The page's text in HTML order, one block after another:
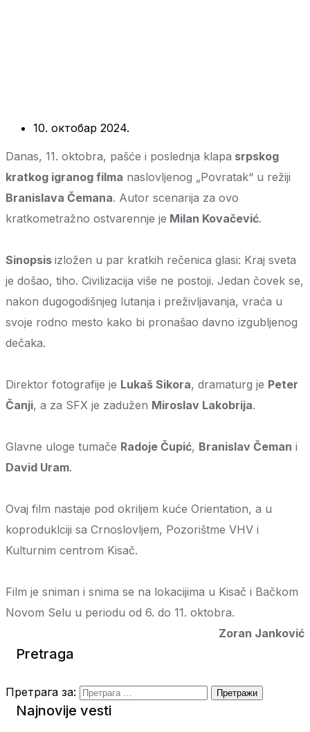
10. октобар 2024.
Danas, 11. oktobra, pašće i poslednja klapa srpskog
kratkog igranog filma naslovljenog „Povratak“ u režiji
Branislava Čemana. Autor scenarija za ovo
kratkometražno ostvarennje je Milan Kovačević.
Sinopsis izložen u par kratkih rečenica glasi: Kraj sveta
je došao, tiho. Civilizacija više ne postoji. Jedan čovek se,
nakon dugogodišnjeg lutanja i preživljavanja, vraća u
svoje rodno mesto kako bi pronašao davno izgubljenog
dečaka.
Direktor fotografije je Lukaš Sikora, dramaturg je Peter
Čanji, a za SFX je zadužen Miroslav Lakobrija.
Glavne uloge tumače Radoje Čupić, Branislav Čeman i
David Uram.
Ovaj film nastaje pod okriljem kuće Orientation, a u
koproduklciji sa Crnoslovljem, Pozorištme VHV i
Kulturnim centrom Kisač.
Film je sniman i snima se na lokacijima u Kisač i Bačkom
Novom Selu u periodu od 6. do 11. oktobra.
Zoran Janković
Pretraga
Претрага за:
Najnovije vesti